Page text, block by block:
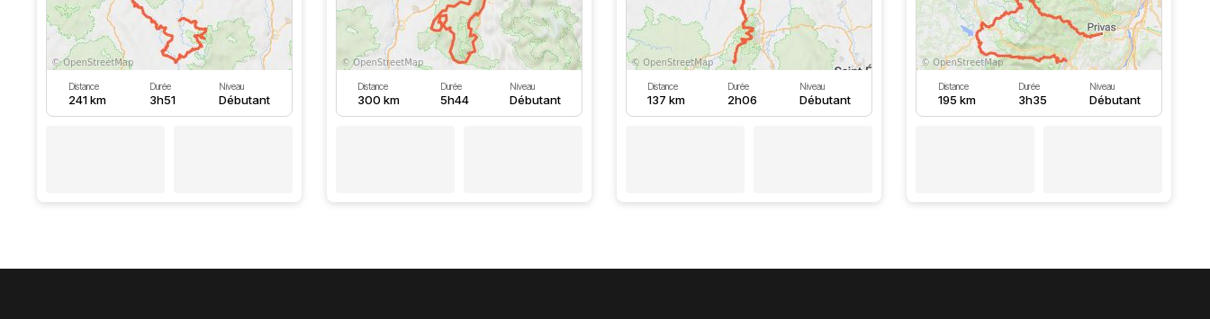
Distance
241 km
Durée
3h51
Niveau
Débutant
Distance
300 km
Durée
5h44
Niveau
Débutant
Distance
137 km
Durée
2h06
Niveau
Débutant
Distance
195 km
Durée
3h35
Niveau
Débutant